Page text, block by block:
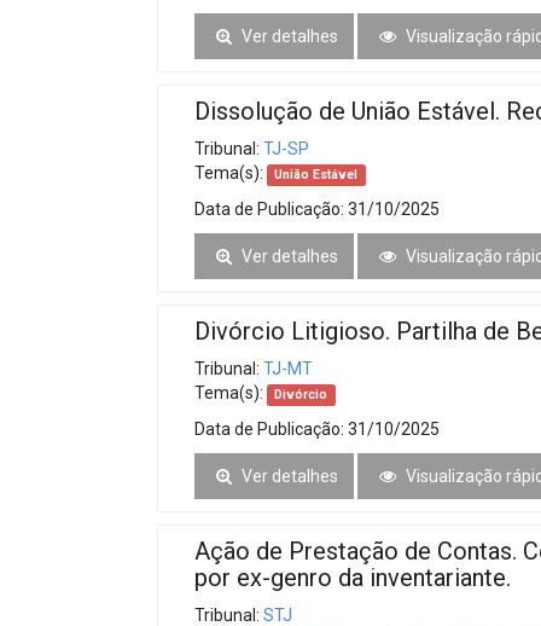
Ver detalhes Visualização
Dissolução de União Estável.
Tribunal: TJ-SP
Tema(s):
União Estável
Data de Publicação: 31/10/2025
Ver detalhes Visualização
Divórcio Litigioso. Partilha de
Tribunal: TJ-MT
Tema(s):
Divórcio
Data de Publicação: 31/10/2025
Ver detalhes Visualização
Ação de Prestação de Contas.
por ex-genro da inventariante.
Tribunal: STJ